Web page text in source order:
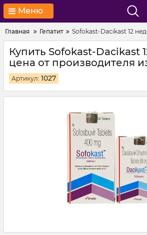
Меню
Главная Гепатит Sofokast-Dacikast 12
Купить Sofokast-Dacikast
цена от производителя
Артикул: 1027